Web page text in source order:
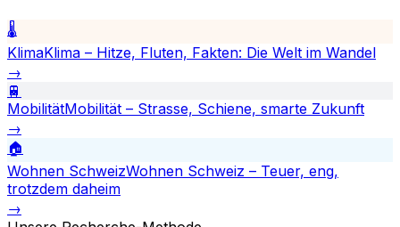
🌡️
KlimaKlima – Hitze, Fluten, Fakten: Die Welt im Wandel
→
🚆
MobilitätMobilität – Strasse, Schiene, smarte Zukunft
→
🏠
Wohnen SchweizWohnen Schweiz – Teuer, eng,
trotzdem daheim
→